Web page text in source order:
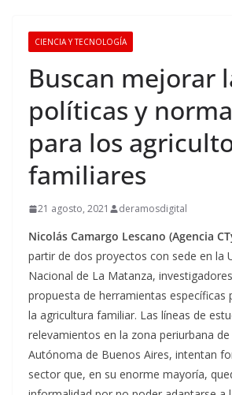
CIENCIA Y TECNOLOGÍA
Buscan mejorar
políticas y
para los
familiares
21 agosto, 2021 deramosdigital
Nicolás Camargo Lescano (Agencia
partir de dos proyectos con sede en la
Nacional de La Matanza,
propuesta de herramientas específicas
la agricultura familiar. Las líneas de
relevamientos en la zona periurbana de
Autónoma de Buenos Aires, intentan
sector que, en su enorme mayoría,